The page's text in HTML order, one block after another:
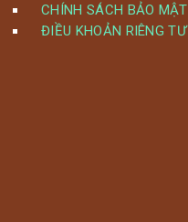
CHÍNH SÁCH BẢO MẬT
ĐIỀU KHOẢN RIÊNG TƯ